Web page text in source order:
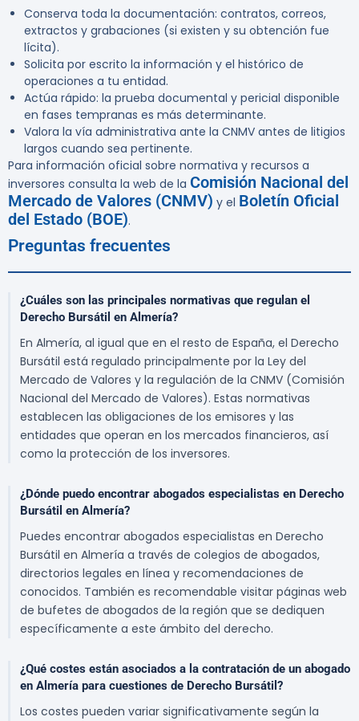
Conserva toda la documentación: contratos, correos,
extractos y grabaciones (si existen y su obtención fue
lícita).
Solicita por escrito la información y el histórico de
operaciones a tu entidad.
Actúa rápido: la prueba documental y pericial disponible
en fases tempranas es más determinante.
Valora la vía administrativa ante la CNMV antes de litigios
largos cuando sea pertinente.
Para información oficial sobre normativa y recursos a
inversores consulta la web de la Comisión Nacional del
Mercado de Valores (CNMV) y el Boletín Oficial
del Estado (BOE).
Preguntas frecuentes
¿Cuáles son las principales normativas que regulan el
Derecho Bursátil en Almería?
En Almería, al igual que en el resto de España, el Derecho
Bursátil está regulado principalmente por la Ley del
Mercado de Valores y la regulación de la CNMV (Comisión
Nacional del Mercado de Valores). Estas normativas
establecen las obligaciones de los emisores y las
entidades que operan en los mercados financieros, así
como la protección de los inversores.
¿Dónde puedo encontrar abogados especialistas en Derecho
Bursátil en Almería?
Puedes encontrar abogados especialistas en Derecho
Bursátil en Almería a través de colegios de abogados,
directorios legales en línea y recomendaciones de
conocidos. También es recomendable visitar páginas web
de bufetes de abogados de la región que se dediquen
específicamente a este ámbito del derecho.
¿Qué costes están asociados a la contratación de un abogado
en Almería para cuestiones de Derecho Bursátil?
Los costes pueden variar significativamente según la